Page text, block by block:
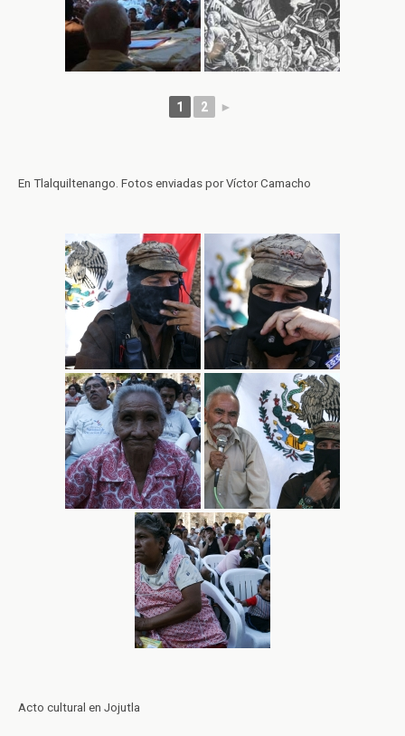
1 2 ►
En Tlalquiltenango. Fotos enviadas por Víctor Camacho
Acto cultural en Jojutla